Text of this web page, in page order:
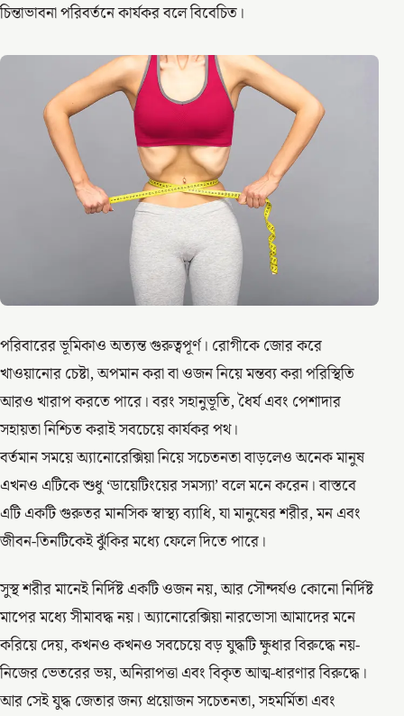
চিন্তাভাবনা পরিবর্তনে কার্যকর বলে বিবেচিত।
পরিবারের ভূমিকাও অত্যন্ত গুরুত্বপূর্ণ। রোগীকে জোর করে
খাওয়ানোর চেষ্টা, অপমান করা বা ওজন নিয়ে মন্তব্য করা পরিস্থিতি
আরও খারাপ করতে পারে। বরং সহানুভূতি, ধৈর্য এবং পেশাদার
সহায়তা নিশ্চিত করাই সবচেয়ে কার্যকর পথ।
বর্তমান সময়ে অ্যানোরেক্সিয়া নিয়ে সচেতনতা বাড়লেও অনেক মানুষ
এখনও এটিকে শুধু ‘ডায়েটিংয়ের সমস্যা’ বলে মনে করেন। বাস্তবে
এটি একটি গুরুতর মানসিক স্বাস্থ্য ব্যাধি, যা মানুষের শরীর, মন এবং
জীবন-তিনটিকেই ঝুঁকির মধ্যে ফেলে দিতে পারে।
সুস্থ শরীর মানেই নির্দিষ্ট একটি ওজন নয়, আর সৌন্দর্যও কোনো নির্দিষ্ট
মাপের মধ্যে সীমাবদ্ধ নয়। অ্যানোরেক্সিয়া নারভোসা আমাদের মনে
করিয়ে দেয়, কখনও কখনও সবচেয়ে বড় যুদ্ধটি ক্ষুধার বিরুদ্ধে নয়-
নিজের ভেতরের ভয়, অনিরাপত্তা এবং বিকৃত আত্ম-ধারণার বিরুদ্ধে।
আর সেই যুদ্ধ জেতার জন্য প্রয়োজন সচেতনতা, সহমর্মিতা এবং